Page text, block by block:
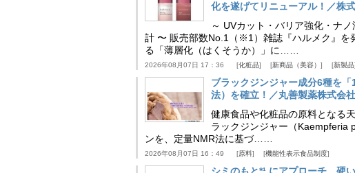
化を遂げてリニューアル！／株
～ UVカット・バリア強化・ナ
計 〜 販売部数No.1（※1）雑誌『ハルメク』を
る「薄層化（はくそうか）」に……
2026年08月07日 17：36 化粧品 新商品（美容） 新製品
ブラックジンジャー成分6種を
法）を確立！／丸善製薬株式会社
健康食品や化粧品の原料となる
ラックジンジャー（Kaempferia
ンを、定量NMR法に基づ……
2026年08月07日 16：49 原料 機能性表示食品制度